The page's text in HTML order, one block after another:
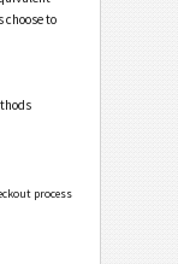
to
process